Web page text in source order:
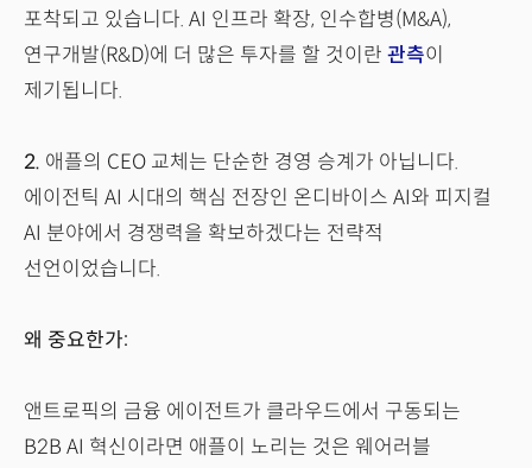
포착되고 있습니다. AI 인프라 확장, 인수합병(M&A),
연구개발(R&D)에 더 많은 투자를 할 것이란 관측이
제기됩니다.
2. 애플의 CEO 교체는 단순한 경영 승계가 아닙니다.
에이전틱 AI 시대의 핵심 전장인 온디바이스 AI와 피지컬
AI 분야에서 경쟁력을 확보하겠다는 전략적
선언이었습니다.
왜 중요한가:
앤트로픽의 금융 에이전트가 클라우드에서 구동되는
B2B AI 혁신이라면 애플이 노리는 것은 웨어러블